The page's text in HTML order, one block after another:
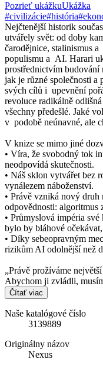
Pozrieť ukážkuUkážka
#civilizácie#história
Nejčtenější historik
utvářely svět: od doby
čarodějnice, stalinismus
populismu a AI. Harari
prostřednictvím budování
jak je různé společnosti
svých cílů i upevnění
revoluce radikálně
všechny předešlé. Jaké
v podobě neúnavné, ale
V knize se mimo jiné
• Víra, že svobodný tok
neodpovídá skutečnosti.
• Náš sklon vytvářet bez
vynálezem náboženství.
• Právě vzniká nový
odpovědnosti: algoritmus
• Průmyslová impéria
bylo by bláhové
• Díky sebeopravným
rizikům AI odolnější než
„Právě prožíváme
Abychom ji zvládli,
Čítať viac
Naše katalógové číslo
3139889
Originálny názov
Nexus